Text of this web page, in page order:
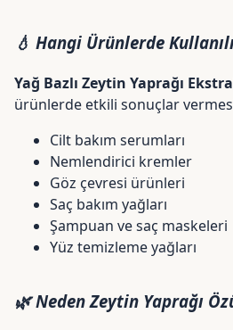
💧 Hangi Ürünlerde
Yağ Bazlı Zeytin Yaprağı
ürünlerde etkili sonuçlar
Cilt bakım serumları
Nemlendirici kremler
Göz çevresi ürünleri
Saç bakım yağları
Şampuan ve saç maskeleri
Yüz temizleme yağları
🌿 Neden Zeytin Yaprağı